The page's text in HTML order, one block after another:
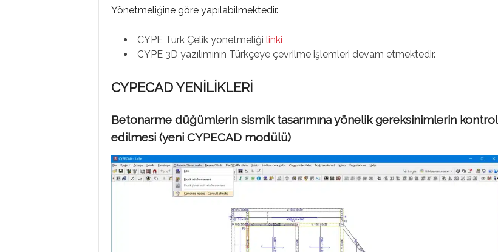
Yönetmeliğine göre yapılabilmektedir.
CYPE Türk Çelik yönetmeliği linki
CYPE 3D yazılımının Türkçeye çevrilme işlemleri devam etmektedir.
CYPECAD YENİLİKLERİ
Betonarme düğümlerin sismik tasarımına yönelik gereksinimlerin kontrol
edilmesi (yeni CYPECAD modülü)